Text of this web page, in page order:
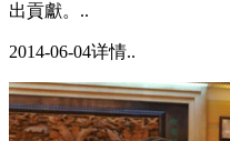
出貢獻。..
2014-06-04详情..